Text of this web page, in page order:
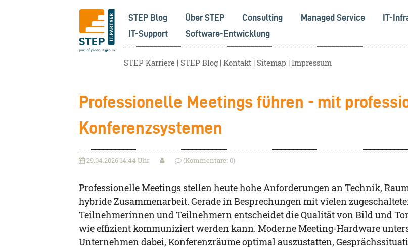
STEP Blog Über STEP Consulting Managed Service
IT-
IT-Support
Software-Entwicklung
STEP Karriere STEP Blog Kontakt Sitemap Impressum
Professionelle Meetings führen - mit
Konferenzsystemen
29.04.2026 14:44 Uhr (Kommentare: 0)
Professionelle Meetings stellen heute hohe Anforderungen an Technik,
hybride Zusammenarbeit. Gerade in Besprechungen mit vielen
Teilnehmerinnen und Teilnehmern entscheidet die Qualität von Bild und
wie effizient kommuniziert werden kann. Moderne Meeting-Hardware
Unternehmen dabei, Konferenzräume optimal auszustatten,